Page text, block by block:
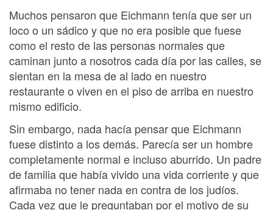
Muchos pensaron que Eichmann tenía que ser un
loco o un sádico y que no era posible que fuese
como el resto de las personas normales que
caminan junto a nosotros cada día por las calles, se
sientan en la mesa de al lado en nuestro
restaurante o viven en el piso de arriba en nuestro
mismo edificio.
Sin embargo, nada hacía pensar que Eichmann
fuese distinto a los demás. Parecía ser un hombre
completamente normal e incluso aburrido. Un padre
de familia que había vivido una vida corriente y que
afirmaba no tener nada en contra de los judíos.
Cada vez que le preguntaban por el motivo de su